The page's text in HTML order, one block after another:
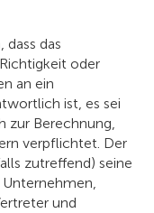
dass das
oder
an ein
ist, es sei
zur Berechnung,
verpflichtet. Der
zutreffend) seine
und